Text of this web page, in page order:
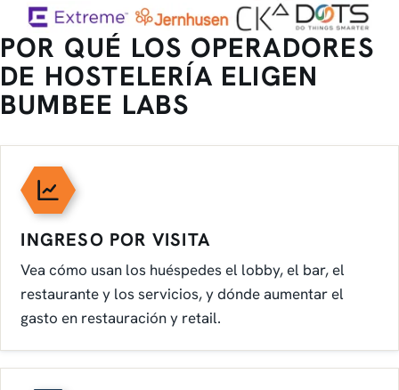
POR QUÉ LOS OPERADORES
DE HOSTELERÍA ELIGEN
BUMBEE LABS
INGRESO POR VISITA
Vea cómo usan los huéspedes el lobby, el bar, el
restaurante y los servicios, y dónde aumentar el
gasto en restauración y retail.